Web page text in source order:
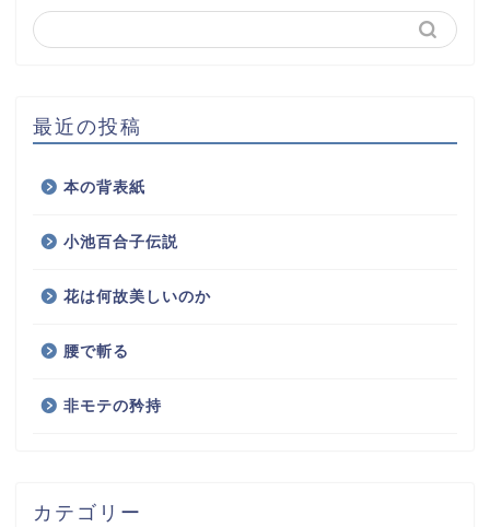
最近の投稿
本の背表紙
小池百合子伝説
花は何故美しいのか
腰で斬る
非モテの矜持
カテゴリー